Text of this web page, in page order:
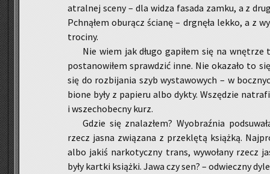
atral­nej sceny – dla widza fa­sa­da zamku, a z
Pchną­łem obu­rącz ścia­nę – drgnę­ła lekko, a z
tro­ci­ny.
Nie wiem jak długo ga­pi­łem się na wnę­trze
po­sta­no­wi­łem spraw­dzić inne. Nie oka­za­ło to
się do roz­bi­ja­nia szyb wy­sta­wo­wych – w
bio­ne były z pa­pie­ru albo dykty. Wszę­dzie
i wszech­obec­ny kurz.
Gdzie się zna­la­złem? Wy­obraź­nia
rzecz jasna zwią­za­na z prze­klę­tą książ­ką.
albo jakiś nar­ko­tycz­ny trans, wy­wo­ła­ny rzecz
były kart­ki książ­ki. Jawa czy sen? – od­wiecz­ny